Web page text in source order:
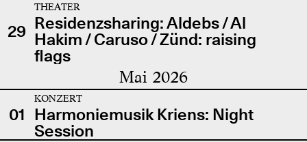
29
THEATER
Residenzsharing: Aldebs / Al
Hakim / Caruso / Zünd: raising
flags
Mai 2026
01
KONZERT
Harmoniemusik Kriens: Night
Session